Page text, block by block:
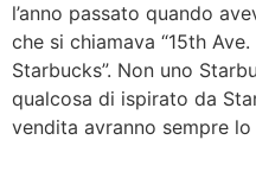
l’anno passato quando
che si chiamava “15th
Starbucks”. Non uno
qualcosa di ispirato da
vendita avranno sempre